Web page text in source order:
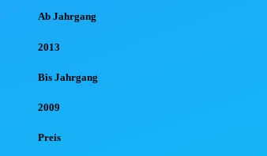
Ab Jahrgang
2013
Bis Jahrgang
2009
Preis